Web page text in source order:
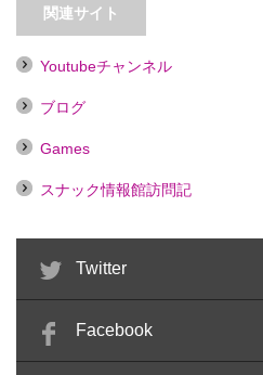
ゲ）
関連サイト
Youtubeチャンネル
ブログ
Games
スナック情報館訪問記
Twitter
Facebook